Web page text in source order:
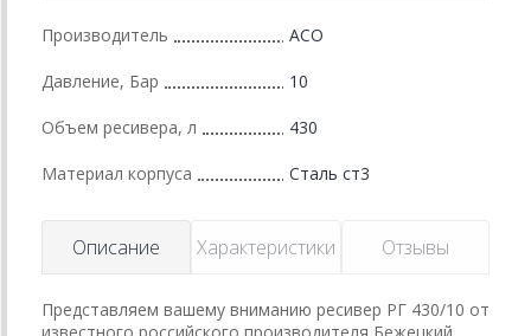
Производитель АСО
Давление, Бар 10
Объем ресивера, л 430
Материал корпуса Сталь ст3
Описание Характеристики Отзывы
Представляем вашему вниманию ресивер РГ 430/10 от